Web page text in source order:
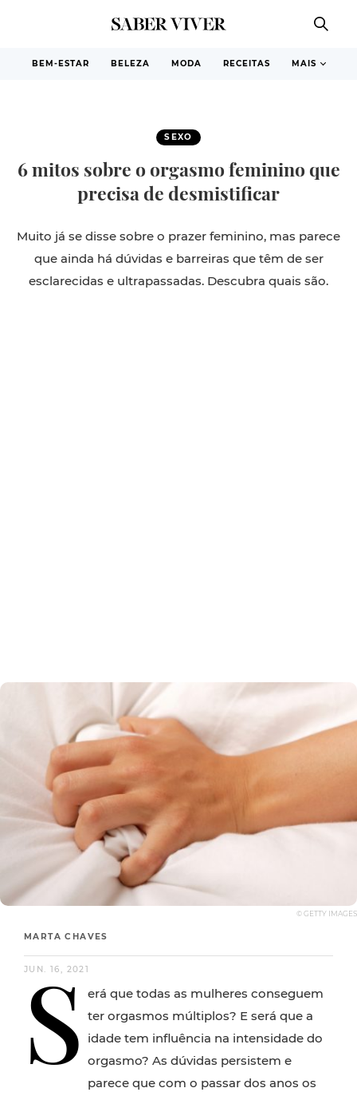
BEM-ESTAR BELEZA MODA RECEITAS MAIS
SEXO
6 mitos sobre o orgasmo feminino que
precisa de desmistificar
Muito já se disse sobre o prazer feminino, mas parece
que ainda há dúvidas e barreiras que têm de ser
esclarecidas e ultrapassadas. Descubra quais são.
© GETTY IMAGES
MARTA CHAVES
JUN. 16, 2021
S erá que todas as mulheres conseguem
ter orgasmos múltiplos? E será que a
idade tem influência na intensidade do
orgasmo? As dúvidas persistem e
parece que com o passar dos anos os